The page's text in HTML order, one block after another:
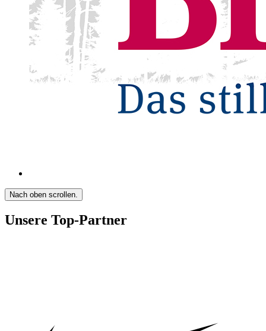
Nach oben scrollen.
Unsere Top-Partner